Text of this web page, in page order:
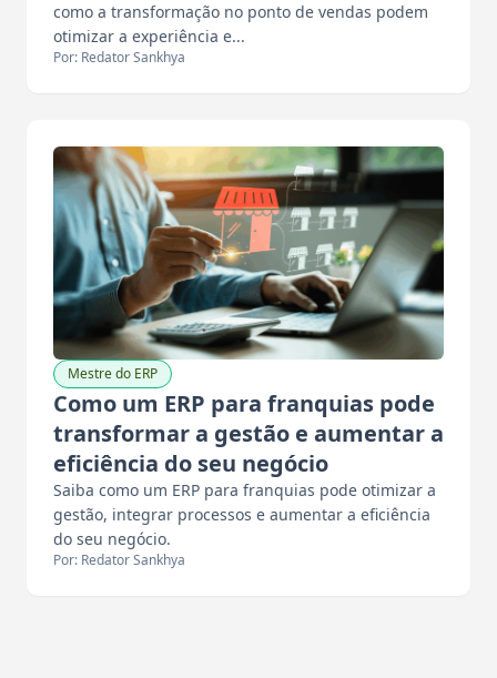
como a transformação no ponto de vendas podem
otimizar a experiência e...
Por: Redator Sankhya
Mestre do ERP
Como um ERP para franquias pode
transformar a gestão e aumentar a
eficiência do seu negócio
Saiba como um ERP para franquias pode otimizar a
gestão, integrar processos e aumentar a eficiência
do seu negócio.
Por: Redator Sankhya